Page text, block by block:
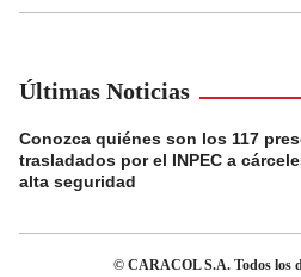
Últimas Noticias
Conozca quiénes son los 117
trasladados por el INPEC a
alta seguridad
© CARACOL S.A. Todos los